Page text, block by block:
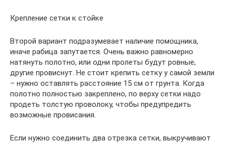
Крепление сетки к стойке
Второй вариант подразумевает наличие помощника,
иначе рабица запутается. Очень важно равномерно
натянуть полотно, или одни пролеты будут ровные,
другие провиснут. Не стоит крепить сетку у самой земли
– нужно оставлять расстояние 15 см от грунта. Когда
полотно полностью закреплено, по верху сетки надо
продеть толстую проволоку, чтобы предупредить
возможные провисания.
Если нужно соединить два отрезка сетки, выкручивают